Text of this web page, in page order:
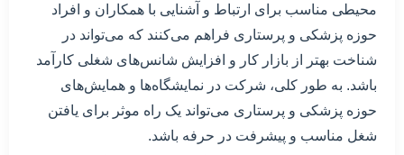
محیطی مناسب برای ارتباط و آشنایی با همکاران و افراد
حوزه پزشکی و پرستاری فراهم می‌کنند که می‌تواند در
شناخت بهتر از بازار کار و افزایش شانس‌های شغلی کارآمد
باشد. به طور کلی، شرکت در نمایشگاه‌ها و همایش‌های
حوزه پزشکی و پرستاری می‌تواند یک راه موثر برای یافتن
شغل مناسب و پیشرفت در حرفه باشد.